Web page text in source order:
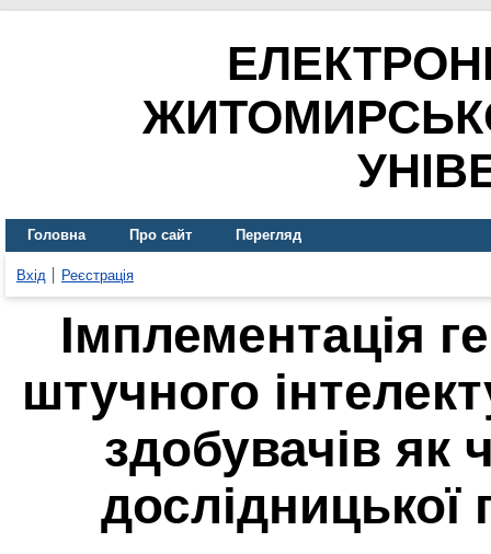
Головна Про сайт Перегляд
Вхід Реєстрація
Імплементація
штучного
здобувачів як
дослідницької